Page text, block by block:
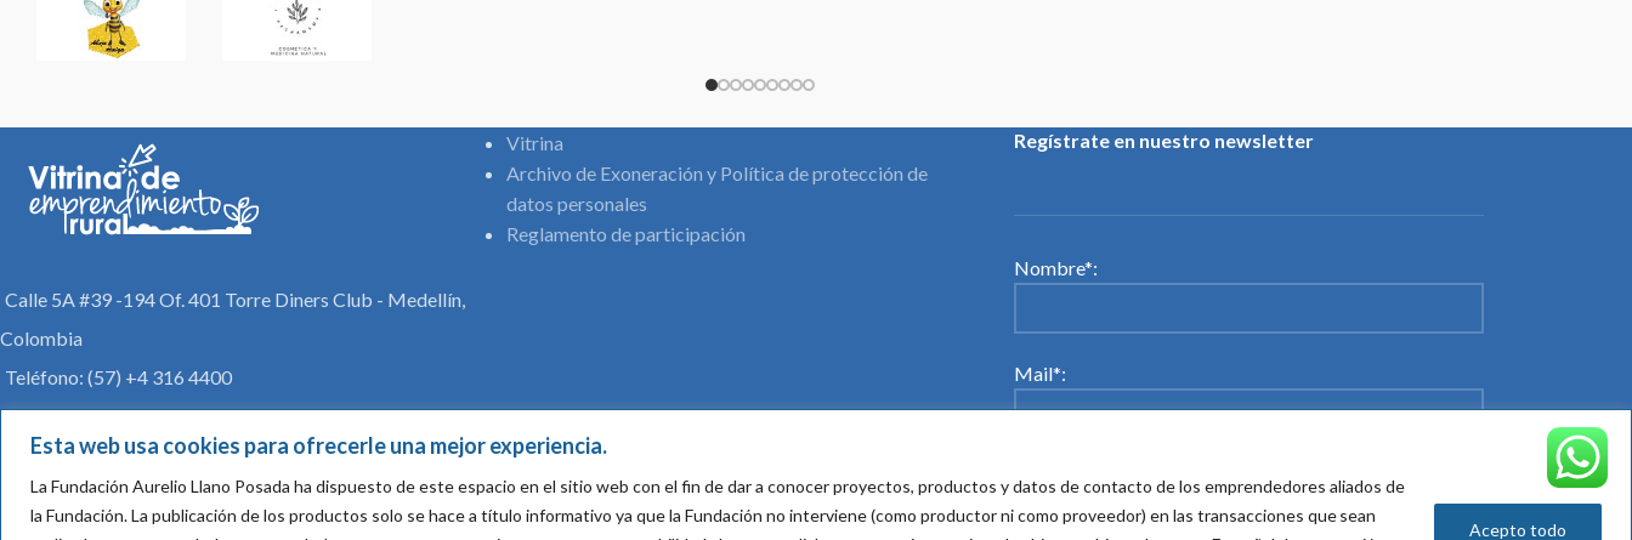
Esta web usa cookies para ofrecerle una mejor experiencia.
La Fundación Aurelio Llano Posada ha dispuesto de este espacio en el sitio web con el fin de dar a conocer proyectos, productos y datos de contacto de los emprendedores aliados de
la Fundación.La publicación de los productos solo se hace a título informativo ya que la Fundación no interviene (como productor ni como proveedor) en las transacciones que sean
Acepto todo
Calle 5A #39 -194 Of. 401 Torre Diners Club - Medellín,
Colombia
Teléfono: (57) +4 316 4400
comunicaciones@aureliollano.org.co
Vitrina
Archivo de Exoneración y Política de protección de
datos personales
Reglamento de participación
Regístrate en nuestro newsletter
Nombre*:
Mail*:
Acepto su política de tratamiento de datos